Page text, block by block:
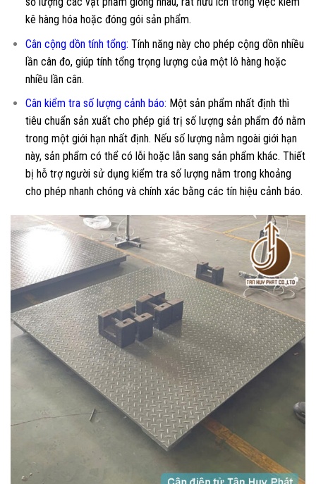
kê hàng hóa hoặc đóng gói sản phẩm.
Cân cộng dồn tính tổng: Tính năng này cho phép cộng dồn nhiều
lần cân đo, giúp tính tổng trọng lượng của một lô hàng hoặc
nhiều lần cân.
Cân kiểm tra số lượng cảnh báo: Một sản phẩm nhất định thì
tiêu chuẩn sản xuất cho phép giá trị số lượng sản phẩm đó nằm
trong một giới hạn nhất định. Nếu số lượng nằm ngoài giới hạn
này, sản phẩm có thể có lỗi hoặc lẫn sang sản phẩm khác. Thiết
bị hỗ trợ người sử dụng kiểm tra số lượng nằm trong khoảng
cho phép nhanh chóng và chính xác bằng các tín hiệu cảnh báo.